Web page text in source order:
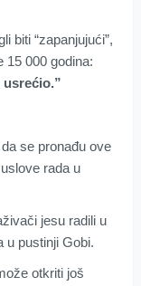
biti “zapanjujući”,
15 000 godina:
se pronađu ove
rada u
jesu radili u
u pustinji Gobi.
otkriti još